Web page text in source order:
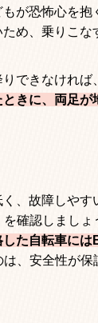
が恐怖心を
め、乗りこ
できなければ
きに、両足が
、故障しや
確認しましょ
した自転車には
、安全性が